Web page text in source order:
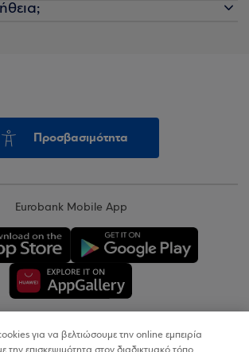
Προσβασιμότητα
Eurobank Mobile App
Copyright © 2026
για να βελτιώσουμε την online εμπειρία